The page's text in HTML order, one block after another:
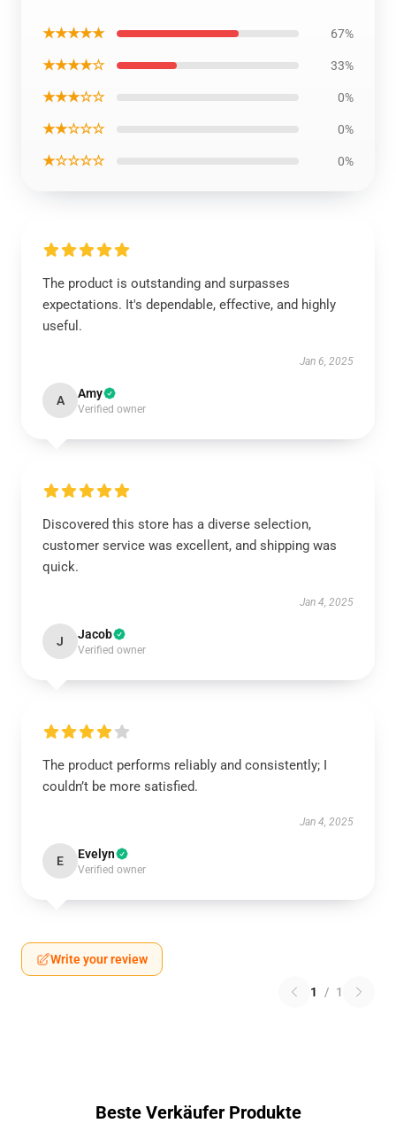
★★★★★ 67%
★★★★☆ 33%
★★★☆☆ 0%
★★☆☆☆ 0%
★☆☆☆☆ 0%
The product is outstanding and surpasses
expectations. It's dependable, effective, and highly
useful.
Jan 6, 2025
A Amy
Verified owner
Discovered this store has a diverse selection,
customer service was excellent, and shipping was
quick.
Jan 4, 2025
J Jacob
Verified owner
The product performs reliably and consistently; I
couldn’t be more satisfied.
Jan 4, 2025
E Evelyn
Verified owner
Write your review
1 / 1
Beste Verkäufer Produkte